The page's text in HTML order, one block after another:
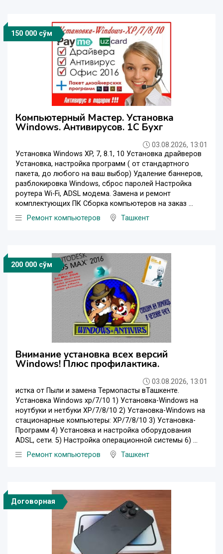
150 000 сўм
Компьютерный Мастер. Установка
Windows. Антивирусов. 1С Бухг
03.08.2026, 13:01
Установка Windows XP, 7, 8.1, 10 Установка драйверов
Установка, настройка программ ( от стандартного
пакета, до любого на ваш выбор) Удаление баннеров,
разблокировка Windows, сброс паролей Настройка
роутера Wi-Fi, ADSL модема. Замена и ремонт
комплектующих ПК Сборка компьютеров на заказ ...
Ремонт компьютеров
Ташкент
200 000 сўм
Внимание установка всех версий
Windows! Плюс профилактика.
03.08.2026, 13:01
истка от Пыли и замена Термопасты вТашкенте.
Установка Windows xp/7/10 1) Установка-Windows на
ноутбуки и нетбуки XP/7/8/10 2) Установка-Windows на
стационарные компьютеры: XP/7/8/10 3) Установка-
Программ 4) Установка и настройка оборудования
ADSL, сети. 5) Настройка операционной системы 6) ...
Ремонт компьютеров
Ташкент
Договорная